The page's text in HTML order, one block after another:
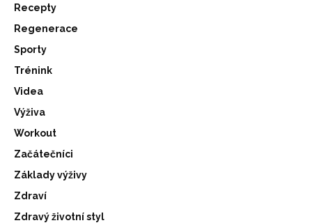
Recepty
Regenerace
Sporty
Trénink
Videa
Výživa
Workout
Začátečníci
Základy výživy
Zdraví
Zdravý životní styl